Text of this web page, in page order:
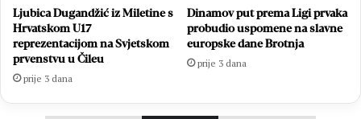
Ljubica Dugandžić iz Miletine s
Hrvatskom U17
reprezentacijom na Svjetskom
prvenstvu u Čileu
prije 3 dana
Dinamov put prema Ligi prvaka
probudio uspomene na slavne
europske dane Brotnja
prije 3 dana